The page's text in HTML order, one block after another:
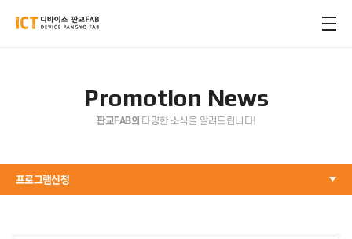
Promotion News
판교FAB의 다양한 소식을 알려드립니다!
프로그램신청